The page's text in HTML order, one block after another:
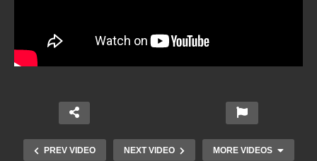
PREV VIDEO NEXT VIDEO MORE VIDEOS